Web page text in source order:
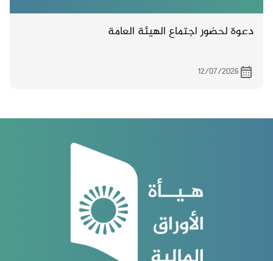
دعوة لحضور اجتماع الهيئة العامة
12/07/2026